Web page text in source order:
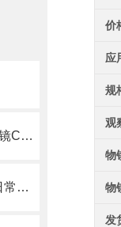
北大教学奥林巴斯CX22生物显微镜CX22显微镜参数
立体成像显微镜镜头容易脏污？日常清洁与保养规范
价
应
规
观
物
物
发